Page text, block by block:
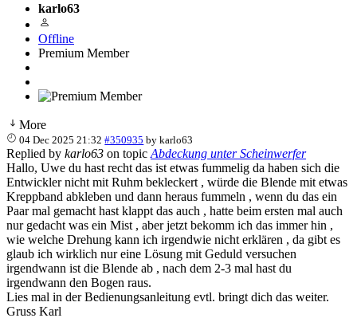
karlo63
Offline
Premium Member
More
04 Dec 2025 21:32 #350935 bykarlo63
Replied by karlo63 on topic Abdeckung unter Scheinwerfer
Hallo, Uwe du hast recht das ist etwas fummelig da haben sich die
Entwickler nicht mit Ruhm bekleckert , würde die Blende mit etwas
Kreppband abkleben und dann heraus fummeln , wenn du das ein
Paar mal gemacht hast klappt das auch , hatte beim ersten mal auch
nur gedacht was ein Mist , aber jetzt bekomm ich das immer hin ,
wie welche Drehung kann ich irgendwie nicht erklären , da gibt es
glaub ich wirklich nur eine Lösung mit Geduld versuchen
irgendwann ist die Blende ab , nach dem 2-3 mal hast du
irgendwann den Bogen raus.
Lies mal in der Bedienungsanleitung evtl. bringt dich das weiter.
Gruss Karl